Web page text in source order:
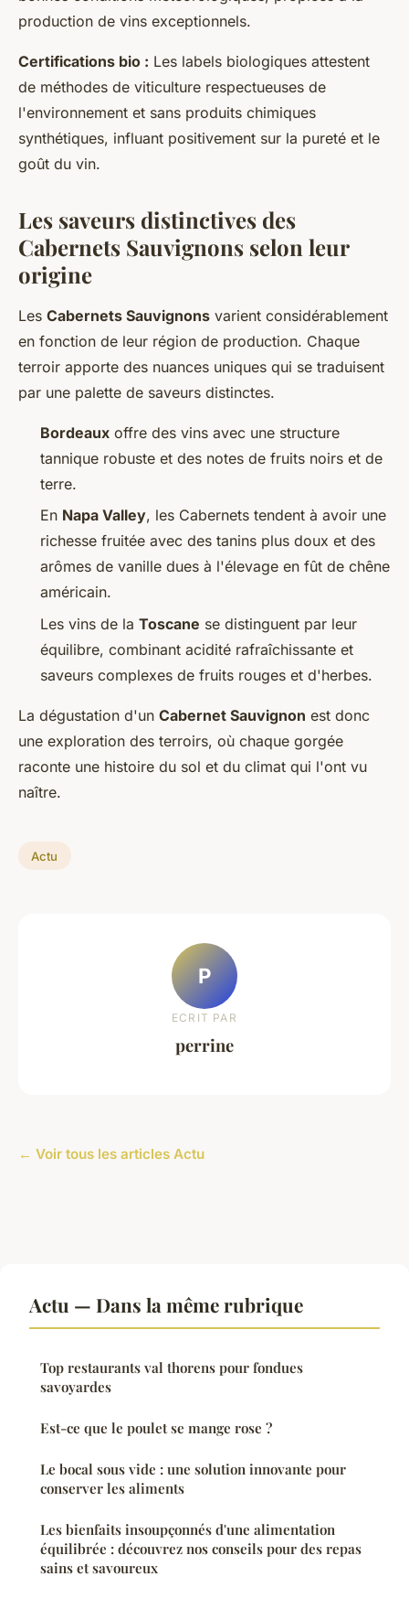
production de vins exceptionnels.
Certifications bio : Les labels biologiques attestent
de méthodes de viticulture respectueuses de
l'environnement et sans produits chimiques
synthétiques, influant positivement sur la pureté et le
goût du vin.
Les saveurs distinctives des
Cabernets Sauvignons selon leur
origine
Les Cabernets Sauvignons varient considérablement
en fonction de leur région de production. Chaque
terroir apporte des nuances uniques qui se traduisent
par une palette de saveurs distinctes.
Bordeaux offre des vins avec une structure
tannique robuste et des notes de fruits noirs et de
terre.
En Napa Valley, les Cabernets tendent à avoir une
richesse fruitée avec des tanins plus doux et des
arômes de vanille dues à l'élevage en fût de chêne
américain.
Les vins de la Toscane se distinguent par leur
équilibre, combinant acidité rafraîchissante et
saveurs complexes de fruits rouges et d'herbes.
La dégustation d'un Cabernet Sauvignon est donc
une exploration des terroirs, où chaque gorgée
raconte une histoire du sol et du climat qui l'ont vu
naître.
Actu
P
ECRIT PAR
perrine
← Voir tous les articles Actu
Actu — Dans la même rubrique
Top restaurants val thorens pour fondues
savoyardes
Est-ce que le poulet se mange rose ?
Le bocal sous vide : une solution innovante pour
conserver les aliments
Les bienfaits insoupçonnés d'une alimentation
équilibrée : découvrez nos conseils pour des repas
sains et savoureux